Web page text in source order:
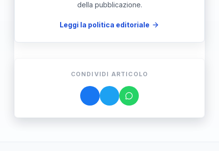
della pubblicazione.
Leggi la politica editoriale
CONDIVIDI ARTICOLO